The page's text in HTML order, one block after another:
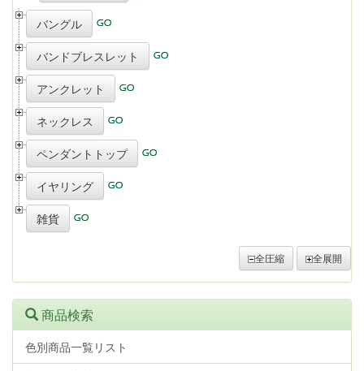
バングル
バンドブレスレット
アンクレット
ネックレス
ペンダントトップ
イヤリング
雑貨
全圧縮 全展開
商品検索
色別商品一覧リスト